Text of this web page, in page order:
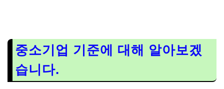
중소기업 기준에 대해 알아보겠
습니다.